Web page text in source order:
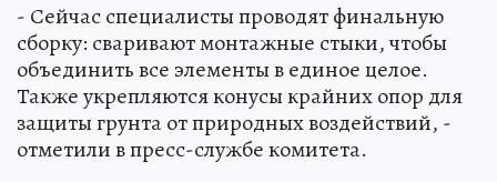
- Сейчас специалисты проводят финальную
сборку: сваривают монтажные стыки, чтобы
объединить все элементы в единое целое.
Также укрепляются конусы крайних опор для
защиты грунта от природных воздействий, -
отметили в пресс-службе комитета.